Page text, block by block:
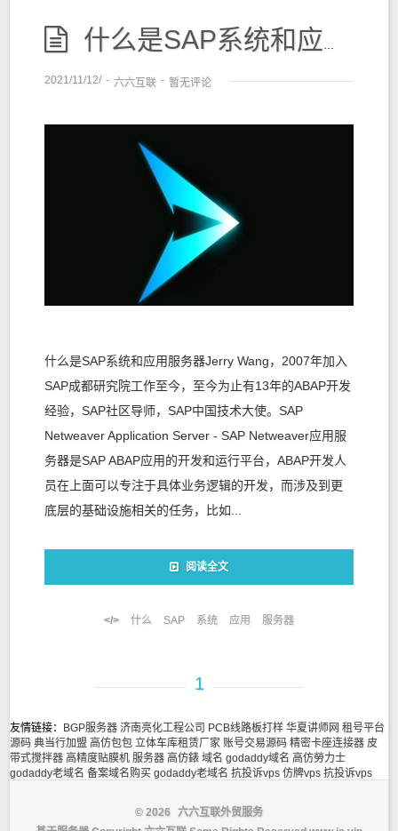
什么是SAP系统和应用服务器
2021/11/12/ - 六六互联 - 暂无评论
什么是SAP系统和应用服务器Jerry Wang，2007年加入
SAP成都研究院工作至今，至今为止有13年的ABAP开发
经验，SAP社区导师，SAP中国技术大使。SAP
Netweaver Application Server - SAP Netweaver应用服
务器是SAP ABAP应用的开发和运行平台，ABAP开发人
员在上面可以专注于具体业务逻辑的开发，而涉及到更
底层的基础设施相关的任务，比如...
阅读全文
什么 SAP 系统 应用 服务器
1
友情链接： BGP服务器 济南亮化工程公司 PCB线路板打样 华夏讲师网 租号平台
源码 典当行加盟 高仿包包 立体车库租赁厂家 账号交易源码 精密卡座连接器 皮
带式搅拌器 高精度贴膜机 服务器 高仿錶 域名 godaddy域名 高仿勞力士
godaddy老域名 备案域名购买 godaddy老域名 抗投诉vps 仿牌vps 抗投诉vps
© 2026 六六互联外贸服务